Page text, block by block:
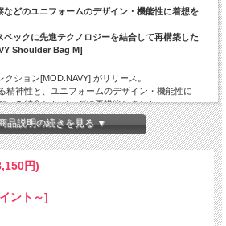
などのユニフォームのデザイン・機能性に着想を
ックに先進テクノロジーを結合して再構築した
Shoulder Bag M]
ション[MOD.NAVY] がリリース。
精神性と、ユニフォームのデザイン・機能性に
ーを結合したバッグに再構築しました。
の精神を象徴し、高貴な “RoyalNavy” は伝統に
テクノロジーを想起させます。
海軍を始め多くの機関のユニフォームに採用さ
。
、バッグの外も中も快適。
品説明の続きを見る ▼
円)
ント～]